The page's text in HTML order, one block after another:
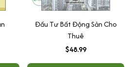
Đầu Tư Bất Động Sản Cho
Thuê
$48.99